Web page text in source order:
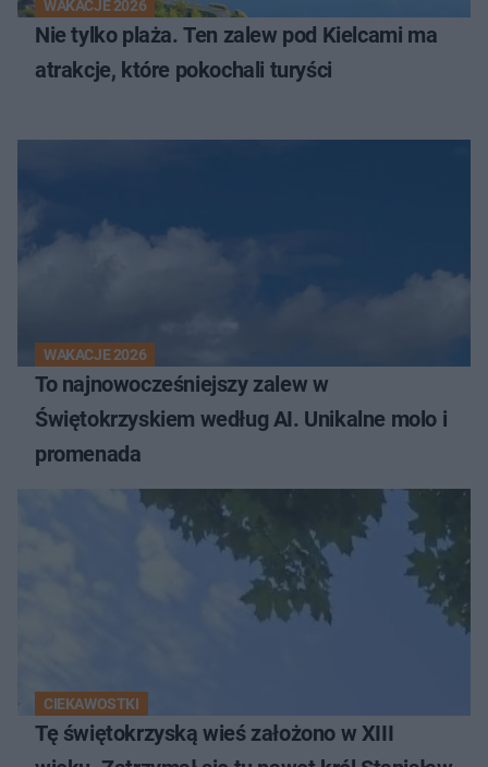
WAKACJE 2026
Nie tylko plaża. Ten zalew pod Kielcami ma
atrakcje, które pokochali turyści
WAKACJE 2026
To najnowocześniejszy zalew w
Świętokrzyskiem według AI. Unikalne molo i
promenada
CIEKAWOSTKI
Tę świętokrzyską wieś założono w XIII